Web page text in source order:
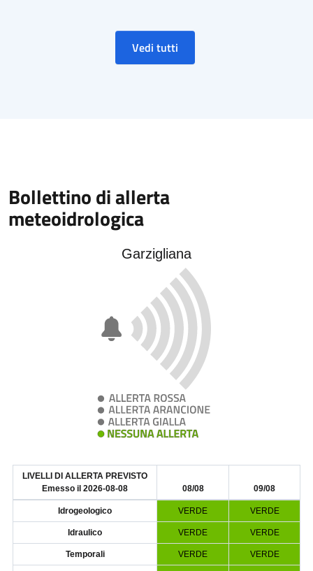
Vedi tutti
Bollettino di allerta
meteoidrologica